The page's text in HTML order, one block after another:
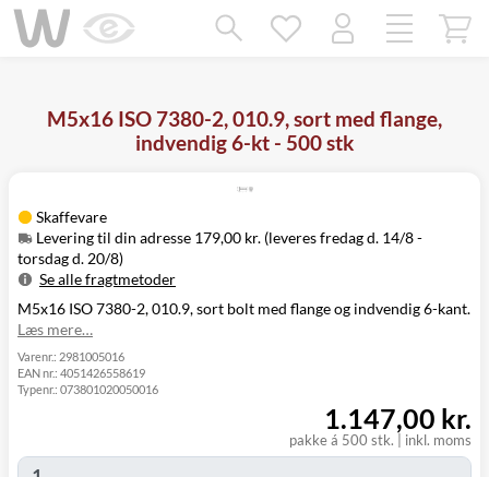
M5x16 ISO 7380-2, 010.9, sort med flange,
indvendig 6-kt - 500 stk
Skaffevare
Levering til din adresse 179,00 kr. (leveres fredag d. 14/8 -
torsdag d. 20/8)
Se alle fragtmetoder
Metode
Pris
Leveres
din adresse
Click&Collect
torsdag d. 20/8
M5x16 ISO 7380-2, 010.9, sort bolt med flange og indvendig 6-kant.
Læs mere…
Varenr.: 2981005016
EAN nr.: 4051426558619
Typenr.: 073801020050016
pakke á 500 stk. inkl. moms
1.147,00 kr.
Mangler chatten?
Ret samtykke!